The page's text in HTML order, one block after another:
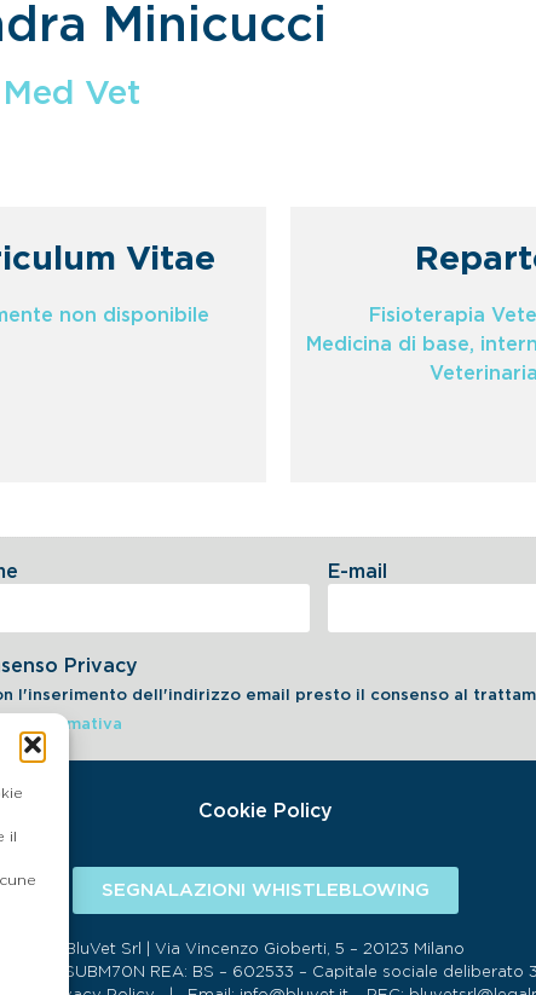
il
Minicucci
Med Vet
Vitae
non disponibile
Fisioterapia
Medicina di base,
Veterinaria
Privacy
l'inserimento dell'indirizzo email presto il consenso al
E-mail
Cookie Policy
SEGNALAZIONI WHISTLEBLOWING
BluVet Srl | Via Vincenzo Gioberti, 5 – 20123 Milano
SDI:SUBM70N REA: BS – 602533 – Capitale sociale deliberato